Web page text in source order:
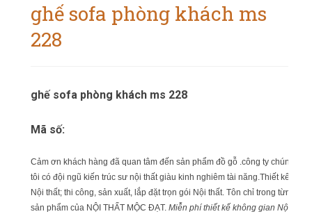
ghế sofa phòng khách ms
228
ghế sofa phòng khách ms 228
Mã số:
Cảm ơn khách hàng đã quan tâm đến sản phẩm đồ gỗ .công ty chúng
tôi có đội ngũ kiến trúc sư nội thất giàu kinh nghiêm tài năng.Thiết kế
Nội thất; thi công, sản xuất, lắp đặt trọn gói Nội thất. Tôn chỉ trong từng
sản phẩm của NỘI THẤT MỘC ĐẠT. Miễn phí thiết kế không gian Nội